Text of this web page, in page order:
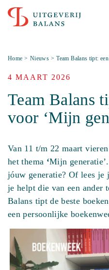
Home > Nieuws > Team Balans tipt:
4 MAART 2026
Team Balans
voor ‘Mijn
Van 11 t/m 22 maart
het thema ‘Mijn
jóuw generatie? Of lees je
je helpt die van een ander
Balans tipt de beste
een persoonlijke